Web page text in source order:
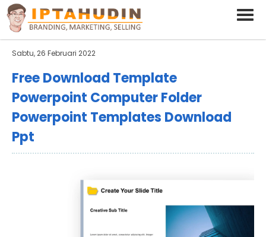
BARAND ANDA
Deskripsi Singkat Saja
Sabtu, 26 Februari 2022
Free Download Template
Powerpoint Computer Folder
Powerpoint Templates Download
Ppt